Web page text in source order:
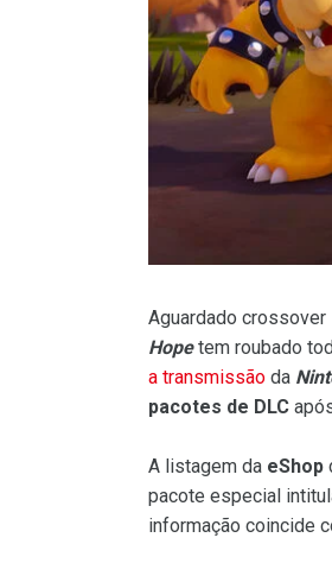
Aguardado crossover
Hopetem roubado
a transmissão da
pacotes de DLC
A listagem da eShop
pacote especial
informação coincide